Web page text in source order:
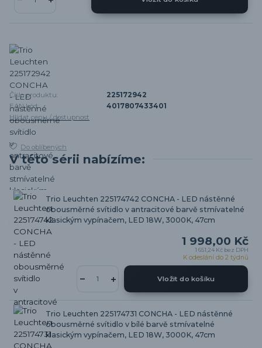
Číslo produktu:
225172942
EAN kód:
4017807433401
Hlídat cenu / dostupnost
Do oblíbených
V této sérii nabízíme:
Trio Leuchten 225174742 CONCHA - LED nástěnné
obousměrné svítidlo v antracitové barvě stmívatelné
klasickým vypínačem, LED 18W, 3000K, 47cm
1 998,00 Kč
1 651,24 Kč bez DPH
K odeslání do 2 týdnů
Vložit do košíku
Trio Leuchten 225174731 CONCHA - LED nástěnné
obousměrné svítidlo v bílé barvě stmívatelné
klasickým vypínačem, LED 18W, 3000K, 47cm